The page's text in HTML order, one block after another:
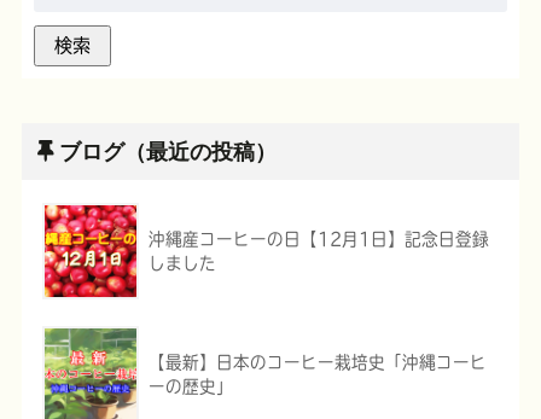
ブログ（最近の投稿）
沖縄産コーヒーの日【12月1日】記念日登録
しました
【最新】日本のコーヒー栽培史「沖縄コーヒ
ーの歴史」